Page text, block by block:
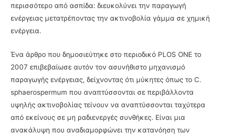
περισσότερο από ασπίδα: διευκολύνει την παραγωγή
ενέργειας μετατρέποντας την ακτινοβολία γάμμα σε χημική
ενέργεια.
Ένα άρθρο που δημοσιεύτηκε στο περιοδικό PLOS ONE το
2007 επιβεβαίωσε αυτόν τον ασυνήθιστο μηχανισμό
παραγωγής ενέργειας, δείχνοντας ότι μύκητες όπως το C.
sphaerospermum που αναπτύσσονται σε περιβάλλοντα
υψηλής ακτινοβολίας τείνουν να αναπτύσσονται ταχύτερα
από εκείνους σε μη ραδιενεργές συνθήκες. Είναι μια
ανακάλυψη που αναδιαμορφώνει την κατανόηση των